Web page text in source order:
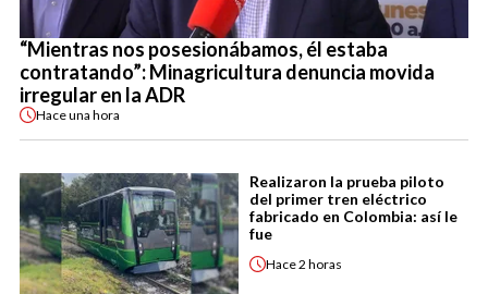
“Mientras nos posesionábamos, él estaba
contratando”: Minagricultura denuncia movida
irregular en la ADR
Haceuna hora
Realizaron la prueba piloto
del primer tren eléctrico
fabricado en Colombia: así le
fue
Hace2 horas